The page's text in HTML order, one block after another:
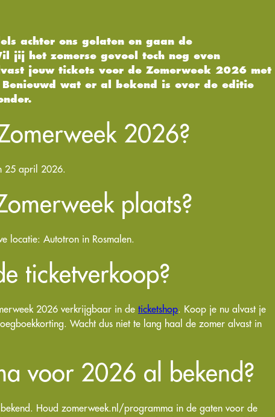
achter ons gelaten en gaan de
jij het zomerse gevoel toch nog even
jouw tickets voor de Zomerweek 2026 met
wat er al bekend is over de editie
2026?
25 april 2026.
plaats?
locatie: Autotron in Rosmalen.
ticketverkoop?
2026 verkrijgbaar in de ticketshop. Koop je nu alvast je
Wacht dus niet te lang haal de zomer alvast in
voor 2026 al bekend?
Houd zomerweek.nl/programma in de gaten voor de